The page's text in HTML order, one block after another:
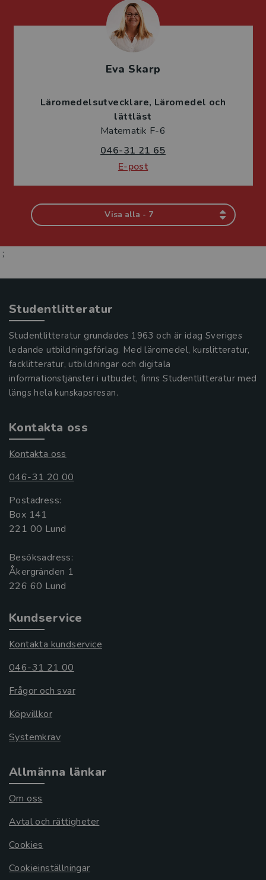
Eva Skarp
Läromedelsutvecklare Läromedel och
lättläst
Matematik F-6
046-31 21 65
E-post
Visa alla - 7
;
Studentlitteratur
Studentlitteratur grundades 1963 och är idag Sveriges
ledande utbildningsförlag. Med läromedel, kurslitteratur,
facklitteratur, utbildningar och digitala
informationstjänster i utbudet, finns Studentlitteratur med
längs hela kunskapsresan.
Kontakta oss
Kontakta oss
046-31 20 00
Postadress:
Box 141
221 00 Lund
Besöksadress:
Åkergränden 1
Kundservice
Kontakta kundservice
046-31 21 00
Frågor och svar
Köpvillkor
Systemkrav
Allmänna länkar
Om oss
Avtal och rättigheter
Cookies
Cookieinställningar